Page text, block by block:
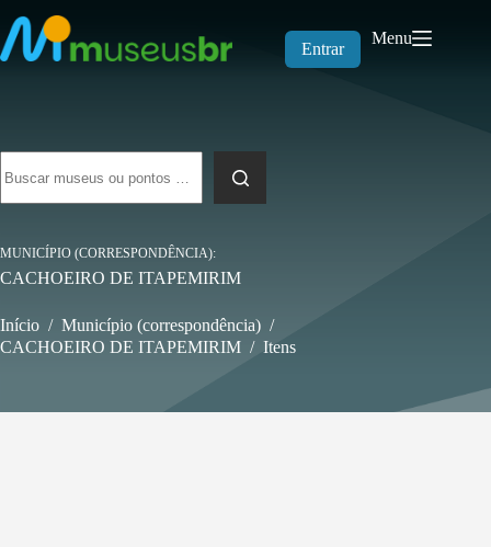
para
o
conteúdo
Entrar
Menu
resultados
MUNICÍPIO (CORRESPONDÊNCIA)
CACHOEIRO DE ITAPEMIRIM
Início / Município (correspondência) /
CACHOEIRO DE ITAPEMIRIM / Itens